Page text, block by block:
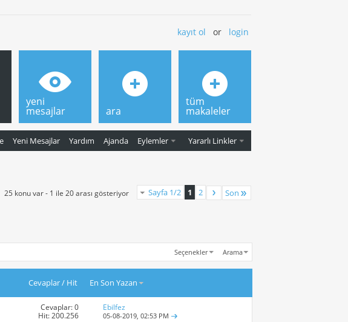
kayıt ol or login
Yeni Mesajlar Yardım Ajanda Eylemler Yararlı Linkler
yeni
mesajlar ara
tüm
makaleler
Sayfa 1/2 1 2 Son
25 konu var - 1 ile 20 arası gösteriyor
Seçenekler Arama
Cevaplar/ Hit En Son Yazan
Cevaplar: 0
Hit: 200.256
Ebilfez
05-08-2019,02:53 PM